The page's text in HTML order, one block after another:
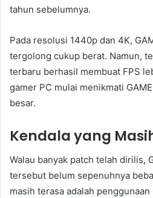
tahun sebelumnya.
Pada resolusi 1440p dan 4K,
tergolong cukup berat. Namun,
terbaru berhasil membuat FPS
gamer PC mulai menikmati
besar.
Kendala yang
Walau banyak patch telah dirilis,
tersebut belum sepenuhnya
masih terasa adalah